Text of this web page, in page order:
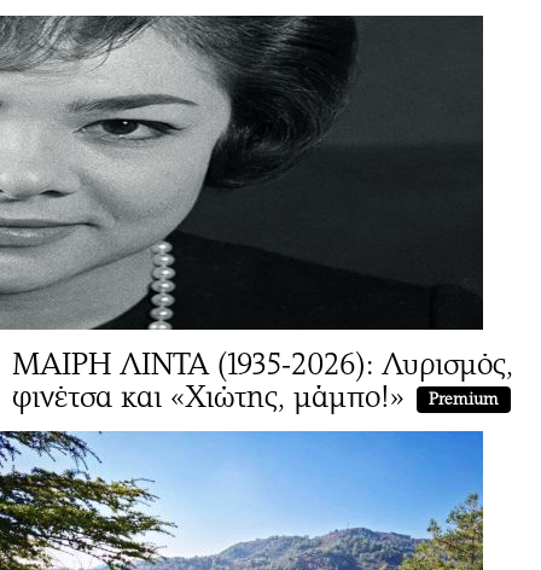
ΜΑΙΡΗ ΛΙΝΤΑ (1935-2026): Λυρισμός,
φινέτσα και «Χιώτης, μάμπο!»
Premium